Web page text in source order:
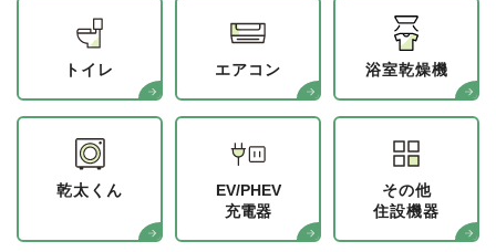
トイレ エアコン 浴室乾燥機
乾太くん
EV/PHEV
充電器
その他
住設機器